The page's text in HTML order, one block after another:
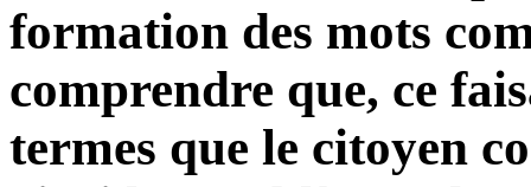
formation des mots
comprendre que, ce
termes que le citoyen